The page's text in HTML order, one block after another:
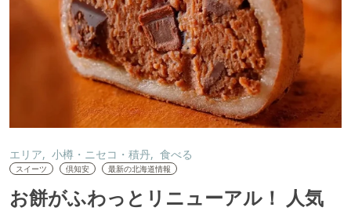
エリア 小樽・ニセコ・積丹 食べる
スイーツ 倶知安 最新の北海道情報
お餅がふわっとリニューアル！ 人気